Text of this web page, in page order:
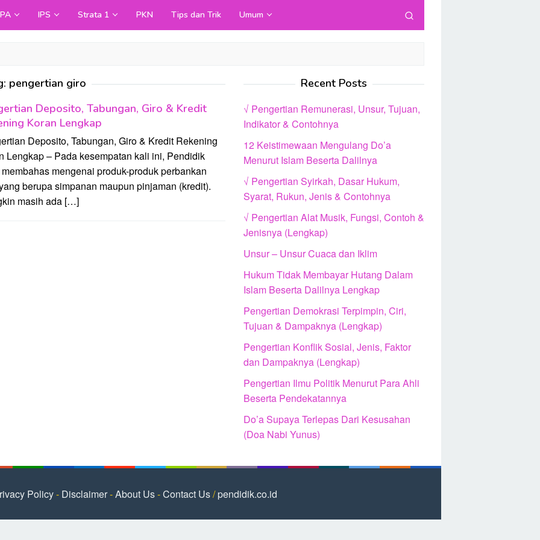
IPS Strata 1 PKN Tips dan Trik Umum
pengertian giro
Deposito, Tabungan, Giro & Kredit
Koran Lengkap
Deposito, Tabungan, Giro & Kredit Rekening
Lengkap – Pada kesempatan kali ini, Pendidik
mengenai produk-produk perbankan
berupa simpanan maupun pinjaman (kredit).
masih ada […]
Recent Posts
√ Pengertian Remunerasi, Unsur, Tujuan,
Indikator & Contohnya
12 Keistimewaan Mengulang Do’a
Menurut Islam Beserta Dalilnya
√ Pengertian Syirkah, Dasar Hukum,
Syarat, Rukun, Jenis & Contohnya
√ Pengertian Alat Musik, Fungsi, Contoh &
Jenisnya (Lengkap)
Unsur – Unsur Cuaca dan Iklim
Hukum Tidak Membayar Hutang Dalam
Islam Beserta Dalilnya Lengkap
Pengertian Demokrasi Terpimpin, Ciri,
Tujuan & Dampaknya (Lengkap)
Pengertian Konflik Sosial, Jenis, Faktor
dan Dampaknya (Lengkap)
Pengertian Ilmu Politik Menurut Para Ahli
Beserta Pendekatannya
Do’a Supaya Terlepas Dari Kesusahan
(Doa Nabi Yunus)
Policy- Disclaimer-About Us-Contact Us/pendidik.co.id